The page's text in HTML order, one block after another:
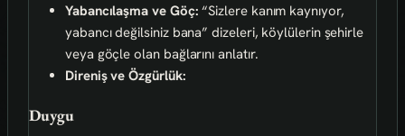
Yabancılaşma ve Göç: “Sizlere kanım kaynıyor,
yabancı değilsiniz bana” dizeleri, köylülerin şehirle
veya göçle olan bağlarını anlatır.
Direniş ve Özgürlük:
Duygu